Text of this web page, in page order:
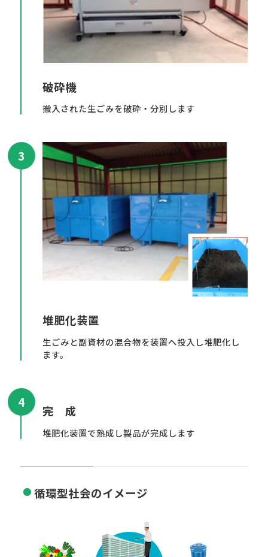
破砕機
搬入された生ごみを破砕・分別します
3
堆肥化装置
生ごみと副資材の混合物を装置へ投入し堆肥化し
ます。
4
完 成
堆肥化装置で熟成し製品が完成します
循環型社会のイメージ